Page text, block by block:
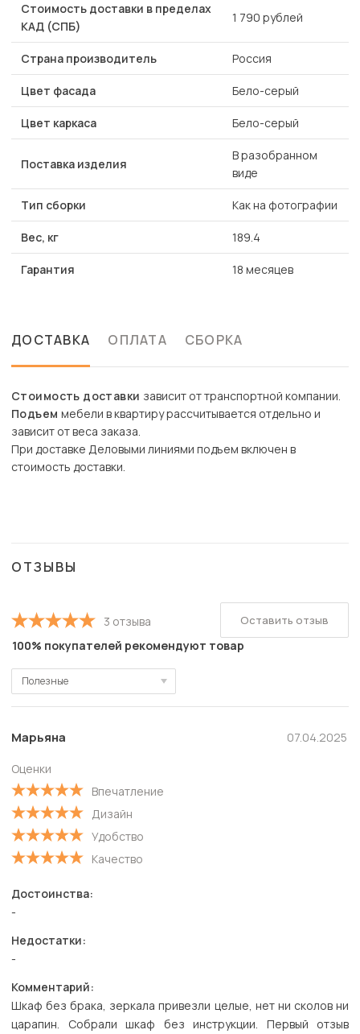
Стоимость доставки в пределах
КАД (СПБ)
1 790 рублей
Страна производитель Россия
Цвет фасада Бело-серый
Цвет каркаса Бело-серый
Поставка изделия
В разобранном
виде
Тип сборки Как на фотографии
Вес, кг 189.4
Гарантия 18 месяцев
ДОСТАВКА ОПЛАТА СБОРКА
Стоимость доставки зависит от транспортной компании.
Подъем мебели в квартиру рассчитывается отдельно и
зависит от веса заказа.
При доставке Деловыми линиями подъем включен в
стоимость доставки.
ОТЗЫВЫ
3 отзыва
100% покупателей рекомендуют товар
Полезные
Полезные
Новые
С высокой оценкой
С низкой оценкой
Марьяна
Оценки
Впечатление
Дизайн
Удобство
Качество
07.04.2025
Достоинства:
-
Недостатки:
-
Комментарий:
Шкаф без брака, зеркала привезли целые, нет ни сколов ни
царапин. Собрали шкаф без инструкции. Первый отзыв
Оставить отзыв